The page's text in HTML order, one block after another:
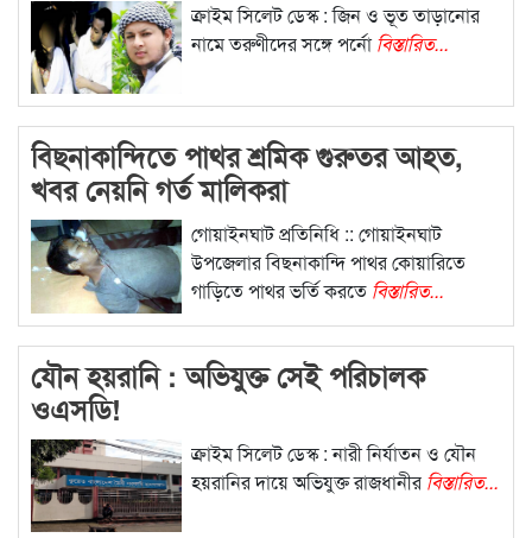
ক্রাইম সিলেট ডেস্ক : জিন ও ভূত তাড়ানোর
নামে তরুণীদের সঙ্গে পর্নোবিস্তারিত...
বিছনাকান্দিতে পাথর শ্রমিক গুরুতর আহত,
খবর নেয়নি গর্ত মালিকরা
গোয়াইনঘাট প্রতিনিধি :: গোয়াইনঘাট
উপজেলার বিছনাকান্দি পাথর কোয়ারিতে
গাড়িতে পাথর ভর্তি করতে বিস্তারিত...
যৌন হয়রানি : অভিযুক্ত সেই পরিচালক
ওএসডি!
ক্রাইম সিলেট ডেস্ক : নারী নির্যাতন ও যৌন
হয়রানির দায়ে অভিযুক্ত রাজধানীর বিস্তারিত...